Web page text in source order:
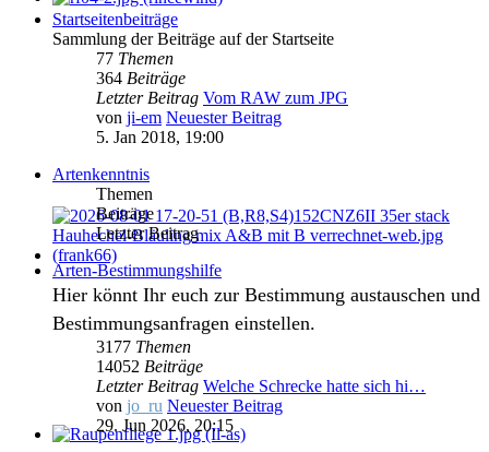
Startseitenbeiträge
Sammlung der Beiträge auf der Startseite
77 Themen
364 Beiträge
Letzter Beitrag Vom RAW zum JPG
von ji-em Neuester Beitrag
5. Jan 2018, 19:00
Artenkenntnis
Themen
Beiträge
Letzter Beitrag
Arten-Bestimmungshilfe
Hier könnt Ihr euch zur Bestimmung austauschen und
Bestimmungsanfragen einstellen.
3177 Themen
14052 Beiträge
Letzter Beitrag Welche Schrecke hatte sich hi…
von jo_ru Neuester Beitrag
29. Jun 2026, 20:15